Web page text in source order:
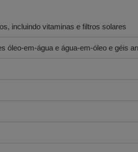
incluindo vitaminas e filtros solares
óleo-em-água e água-em-óleo e géis